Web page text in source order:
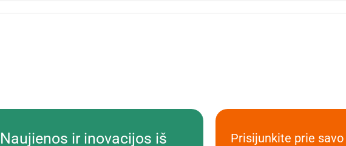
Naujienos ir inovacijos iš
Prisijunkite prie